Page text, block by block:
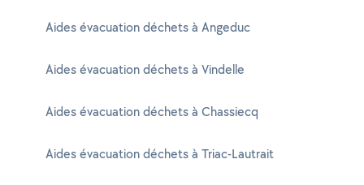
Aides évacuation déchets à Angeduc
Aides évacuation déchets à Vindelle
Aides évacuation déchets à Chassiecq
Aides évacuation déchets à Triac-Lautrait